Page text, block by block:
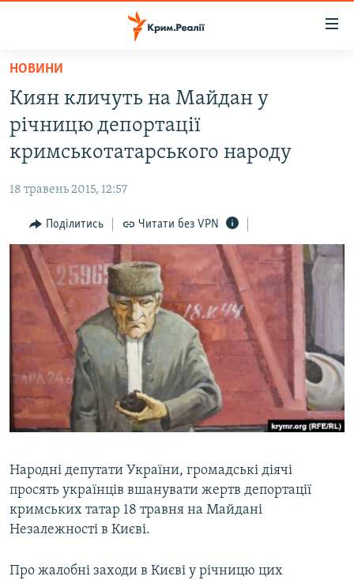
Перейти
основного
матеріалу
Перейти
до
основної
навігації
Перейти
до
пошуку
ВІДЕО ТА ФОТО
БЛОГИ
ПОГЛЯД
ІНТЕРВ'Ю
ВСЕ ЗА ДЕНЬ
СПЕЦПРОЕКТИ
ДЕПОРТАЦІЯ
ВІДЕОУРОКИ «ELIFBE»
СВІДЧЕННЯ ОКУПАЦІЇ
УКРАЇНСЬКА ПРОБЛЕМА КРИМУ
ЯК ОБІЙТИ БЛОКУВАННЯ
Русский
Qırımtatar
Усі сайти RFE/RL
НОВИНИ
Киян кличуть на Майдан у
річницю депортації
кримськотатарського народу
18 травень 2015, 12:57
Поділитись Читати без VPN
Народні депутати України, громадські діячі
просять українців вшанувати жертв депортації
кримських татар 18 травня на Майдані
Незалежності в Києві.
Про жалобні заходи в Києві у річницю цих